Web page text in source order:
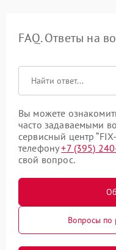
FAQ. Ответы на
Вы можете
часто задаваемыми
сервисный центр
телефону+7 (395)
свой вопрос.
Вопросы по